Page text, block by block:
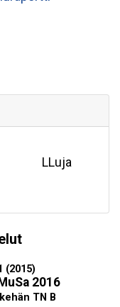
LLuja
(2015)
2016
TN B